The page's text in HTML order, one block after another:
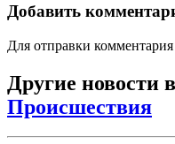
Добавить
Для отправки
Другие новости
Происшествия